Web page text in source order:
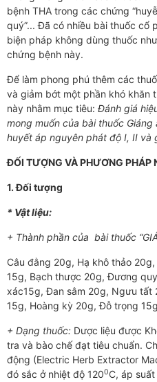
bệnh THA trong các chứng
quý”... Đã có nhiều bài thuốc cổ
biện pháp không dùng thuốc
chứng bệnh này.
Để làm phong phú thêm các
và giảm bớt một phần khó khăn
này nhằm mục tiêu: Đánh giá
mong muốn của bài thuốc
huyết áp nguyên phát độ I, II và
ĐỐI TƯỢNG VÀ PHƯƠNG PHÁP
1. Đối tượng
* Vật liệu:
+ Thành phần của bài thuốc
Câu đằng 20g, Hạ khô thảo
15g, Bạch thược 20g, Đương
xác15g, Đan sâm 20g, Ngưu tất
15g, Hoàng kỳ 20g, Đỗ trọng
+ Dạng thuốc: Dược liệu được
tra và bào chế đạt tiêu chuẩn.
động (Electric Herb Extractor
đó sắc ở nhiệt độ 1200C, áp